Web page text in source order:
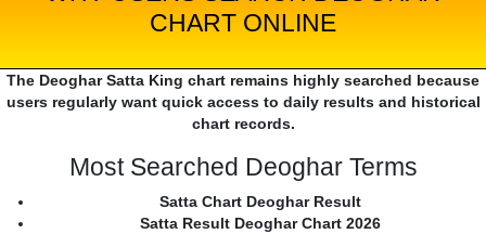
CHART ONLINE
The Deoghar Satta King chart remains highly searched because
users regularly want quick access to daily results and historical
chart records.
Most Searched Deoghar Terms
Satta Chart Deoghar Result
Satta Result Deoghar Chart 2026